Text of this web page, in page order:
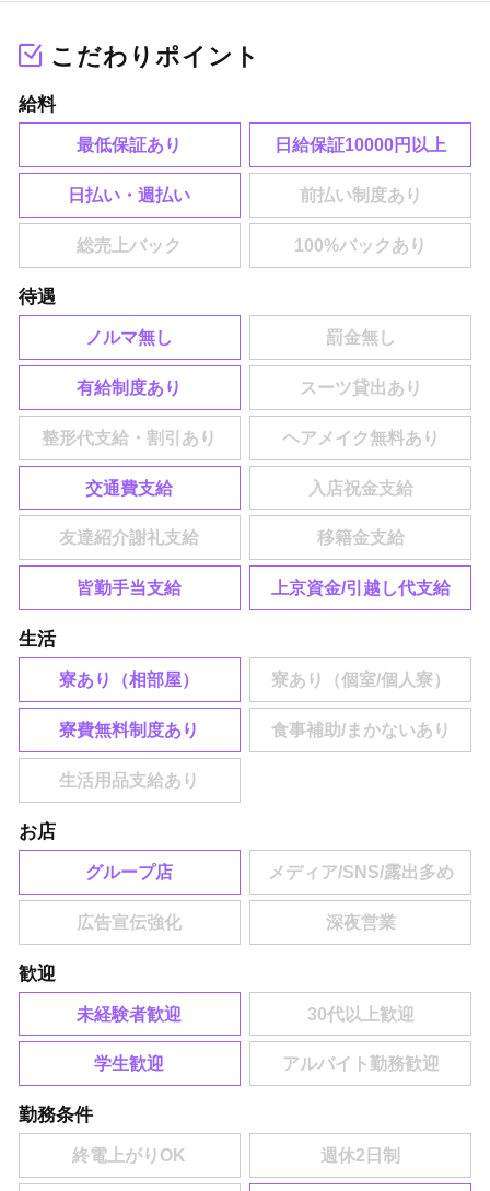
こだわりポイント
給料
最低保証あり 日給保証10000円以上
日払い・週払い
待遇
ノルマ無し
有給制度あり
交通費支給
皆勤手当支給 上京資金/引越し代支給
生活
寮あり（相部屋）
寮費無料制度あり
お店
グループ店
歓迎
未経験者歓迎
学生歓迎
勤務条件